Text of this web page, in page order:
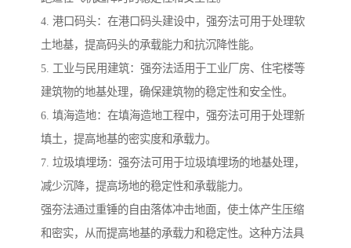
4. 港口码头：在港口码头建设中，强夯法可用于处理软
土地基，提高码头的承载能力和抗沉降性能。
5. 工业与民用建筑：强夯法适用于工业厂房、住宅楼等
建筑物的地基处理，确保建筑物的稳定性和安全性。
6. 填海造地：在填海造地工程中，强夯法可用于处理新
填土，提高地基的密实度和承载力。
7. 垃圾填埋场：强夯法可用于垃圾填埋场的地基处理，
减少沉降，提高场地的稳定性和承载能力。
强夯法通过重锤的自由落体冲击地面，使土体产生压缩
和密实，从而提高地基的承载力和稳定性。这种方法具